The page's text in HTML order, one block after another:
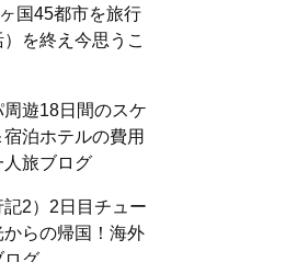
国45都市を旅行
）を終え今思うこ
周遊18日間のスケ
泊ホテルの費用
人旅ブログ
記2）2日目チュー
からの帰国！海外